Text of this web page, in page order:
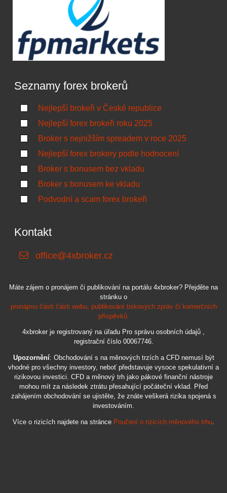
Seznamy forex brokerů
Nejlepší brokeři v České republice
Nejlepší forex brokeři roku 2025
Broker s nejnižším spreadem v roce 2025
Nejlepší forex brokery podle hodnocení
Broker s bonusem bez vkladu
Broker s bonusem ke vkladu
Podvodní a scam forex brokeři
Kontakt
office@4xbroker.cz
Máte zájem o pronájem či publikování na portálu 4xbroker? Přejděte na
stránku o
pronájmu části části webu, publikování tiskových zpráv či komerčních
příspěvků.
4xbroker je registrovaný na úřadu Pro správu osobních údajů ,
registrační číslo 00067746.
Upozornění: Obchodování s na měnových trzích a CFD nemusí být
vhodné pro všechny investory, neboť představuje vysoce spekulativní a
rizikovou investici. CFD a měnový trh jako pákové finanční nástroje
mohou mít za následek ztrátu přesahující počáteční vklad. Před
zahájením obchodování se ujistěte, že znáte veškerá rizika spojená s
investováním.
Více o rizicích najdete na stránce Poučení o rizicích měnového trhu.